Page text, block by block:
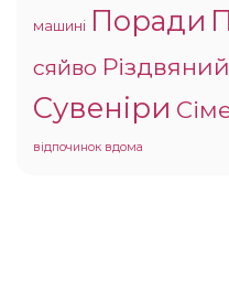
машині Поради
сяйво
Сувеніри
відпочинок вдома